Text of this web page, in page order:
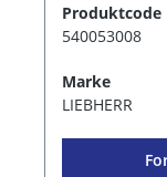
Produktcode
540053008
Marke
LIEBHERR